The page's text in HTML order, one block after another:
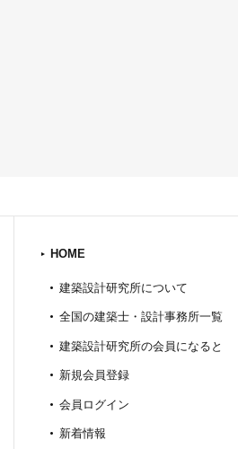
HOME
建築設計研究所について
全国の建築士・設計事務所一覧
建築設計研究所の会員になると
新規会員登録
会員ログイン
新着情報